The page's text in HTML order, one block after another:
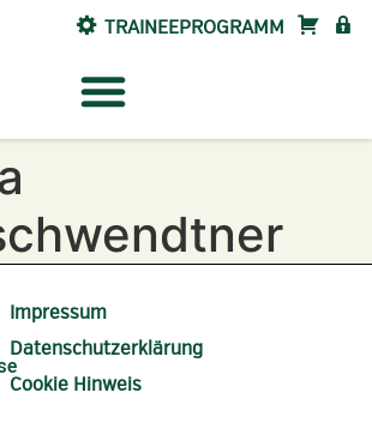
TRAINEEPROGRAMM SHOP
Impressum
Datenschutzerklärung
Cookie Hinweis